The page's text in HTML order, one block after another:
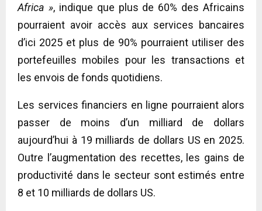
Africa », indique que plus de 60% des Africains
pourraient avoir accès aux services bancaires
d’ici 2025 et plus de 90% pourraient utiliser des
portefeuilles mobiles pour les transactions et
les envois de fonds quotidiens.
Les services financiers en ligne pourraient alors
passer de moins d’un milliard de dollars
aujourd’hui à 19 milliards de dollars US en 2025.
Outre l’augmentation des recettes, les gains de
productivité dans le secteur sont estimés entre
8 et 10 milliards de dollars US.